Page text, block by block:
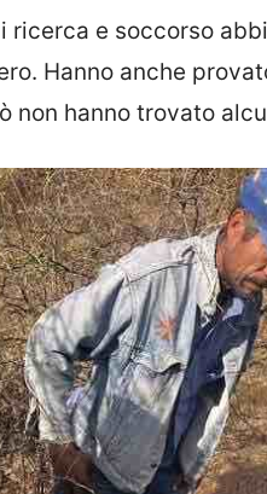
ricerca e soccorso
Hanno anche
non hanno trovato